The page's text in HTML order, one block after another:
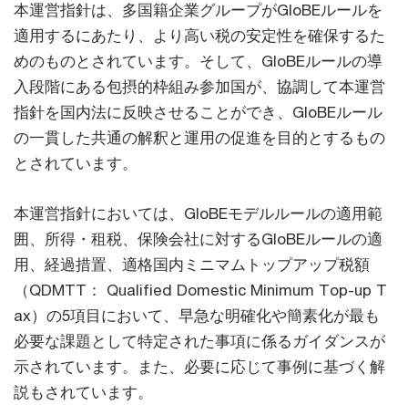
本運営指針は、多国籍企業グループがGloBEルールを
適用するにあたり、より高い税の安定性を確保するた
めのものとされています。そして、GloBEルールの導
入段階にある包摂的枠組み参加国が、協調して本運営
指針を国内法に反映させることができ、GloBEルール
の一貫した共通の解釈と運用の促進を目的とするもの
とされています。
本運営指針においては、GloBEモデルルールの適用範
囲、所得・租税、保険会社に対するGloBEルールの適
用、経過措置、適格国内ミニマムトップアップ税額
（QDMTT： Qualified Domestic Minimum Top-up T
ax）の5項目において、早急な明確化や簡素化が最も
必要な課題として特定された事項に係るガイダンスが
示されています。また、必要に応じて事例に基づく解
説もされています。